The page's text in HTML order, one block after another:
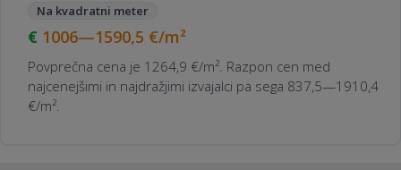
Na kvadratni meter
1006—1590,5 €/m²
Povprečna cena je 1264,9 €/m². Razpon cen med
najcenejšimi in najdražjimi izvajalci pa sega 837,5—1910,4
€/m².